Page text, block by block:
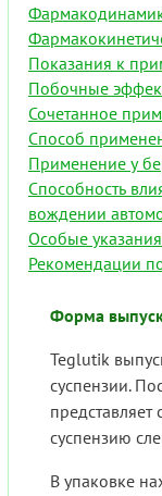
Показания к
Побочные
Сочетанное
Способ
Применение у
Способность
вождении
Особые указания
Рекомендации
Форма
Teglutik
суспензии.
суспензию
В упаковке